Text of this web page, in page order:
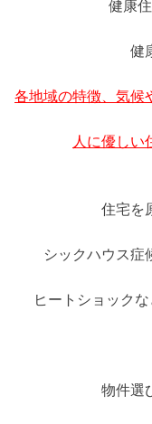
健康
健
各地域の特徴、気候
人に優しい
住宅を
シックハウス症
ヒートショック
物件選